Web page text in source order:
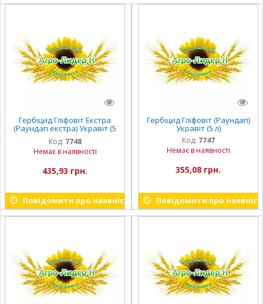
Гербіцид Гліфовіт Екстра
(Раундап екстра) Укравіт (5
л)
Код: 7748
Немає в наявності
435,93 грн.
Повідомити про наявність
Гербіцид Гліфовіт (Раундап)
Укравіт (5 л)
Код: 7747
Немає в наявності
355,08 грн.
Повідомити про